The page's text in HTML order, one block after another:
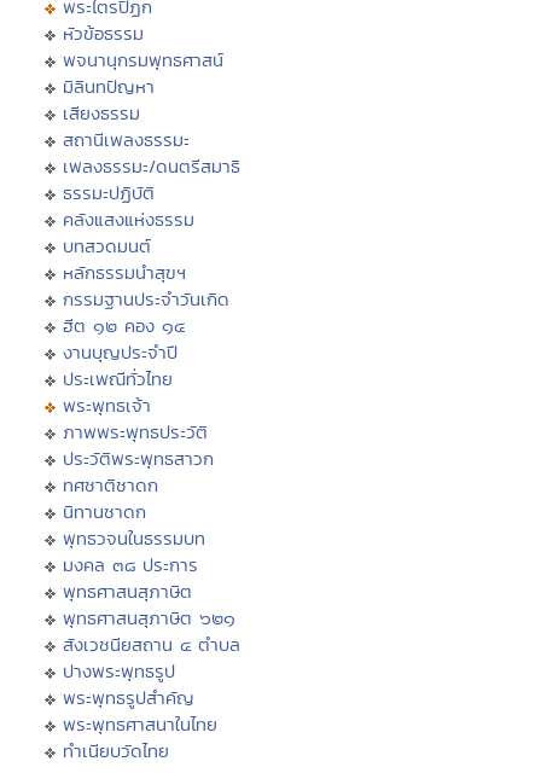
พระไตรปิฏก
หัวข้อธรรม
พจนานุกรมพุทธศาสน์
มิลินทปัญหา
เสียงธรรม
สถานีเพลงธรรมะ
เพลงธรรมะ/ดนตรีสมาธิ
ธรรมะปฏิบัติ
คลังแสงแห่งธรรม
บทสวดมนต์
หลักธรรมนำสุขฯ
กรรมฐานประจำวันเกิด
ฮีต ๑๒ คอง ๑๔
งานบุญประจำปี
ประเพณีทั่วไทย
พระพุทธเจ้า
ภาพพระพุทธประวัติ
ประวัติพระพุทธสาวก
ทศชาติชาดก
นิทานชาดก
พุทธวจนในธรรมบท
มงคล ๓๘ ประการ
พุทธศาสนสุภาษิต
พุทธศาสนสุภาษิต ๖๒๑
สังเวชนียสถาน ๔ ตำบล
ปางพระพุทธรูป
พระพุทธรูปสำคัญ
พระพุทธศาสนาในไทย
ทำเนียบวัดไทย